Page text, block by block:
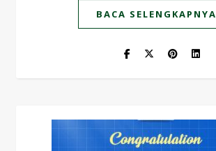
BACA SELENGKAPNYA